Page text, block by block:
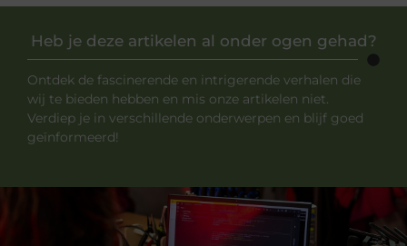
Heb je deze artikelen al onder ogen gehad?
Ontdek de fascinerende en intrigerende verhalen die
wij te bieden hebben en mis onze artikelen niet.
Verdiep je in verschillende onderwerpen en blijf goed
geïnformeerd!